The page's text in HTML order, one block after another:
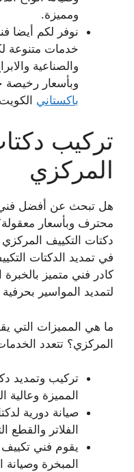
ومميزة.
نوفر لكم أيضا
خدمات متنوعة
والصناعية
وبأسعار
باكستاني الكويت
تركيب
المركزي
هل تبحث عن أفضل فني
محترف وبأسعار
دكتات التكييف
في تمديد الدكتات
كادر فني متميز
لتمديد المواسير بحرفية
ما هي المميزات التي
المركزي؟ تتعدد
تركيب وتمديد
المميزة وعالية
صيانة دورية
الفلاتر والقطع
يقوم فني تكييف
المبخرة وصيانة